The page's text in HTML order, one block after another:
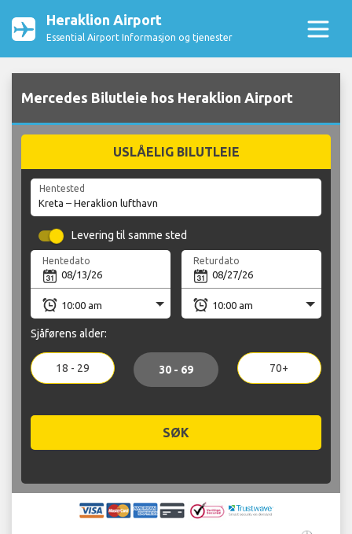
Heraklion Airport
Essential Airport Informasjon og tjenester
Mercedes Bilutleie hos Heraklion Airport
USLÅELIG BILUTLEIE
Hentested
Levering til samme sted
Hentedato Returdato
Sjåførens alder:
18 - 29 30 - 69 70+
SØK